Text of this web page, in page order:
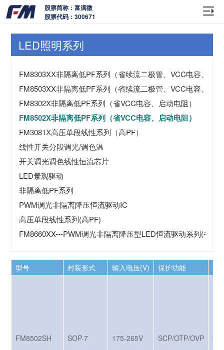
股票简称：富满微
股票代码：300671
LED照明系列
FM8303XX非隔离低PF系列（省续流二极管、VCC电容、启
FM8503XX非隔离低PF系列（省续流二极管、VCC电容、启
FM8302X非隔离低PF系列（省VCC电容、启动电阻）
FM8502X非隔离低PF系列（省VCC电容、启动电阻）
FM3081X高压单段线性系列（高PF）
线性开关分段调光/调色温
开关调光调色线性恒流芯片
LED景观驱动
非隔离低PF系列
PWM调光非隔离降压恒流驱动IC
高压单段线性系列(高PF)
FM8660XX---PWM调光非隔离降压型LED恒流驱动系列(省续
型号 封装形式 输入电压(V) 保护功能 输
FM8502SH SOP-7 175-265V SCP/OTP/OVP 9W